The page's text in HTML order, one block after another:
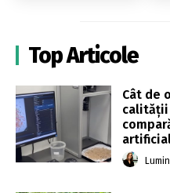
Top Articole
Cât de
calității